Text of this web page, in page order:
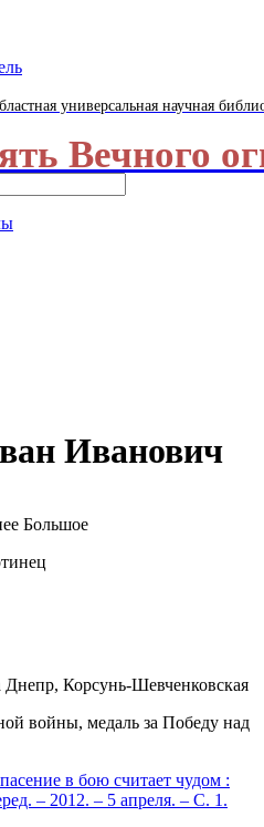
универсальная научная
Вечного
Иванович
Большое
Днепр, Корсунь-Шевченковская
войны, медаль за Победу над
в бою считает чудом :
– 2012. – 5 апреля. – С. 1.